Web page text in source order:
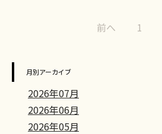
前へ 1
月別アーカイブ
2026年07月
2026年06月
2026年05月